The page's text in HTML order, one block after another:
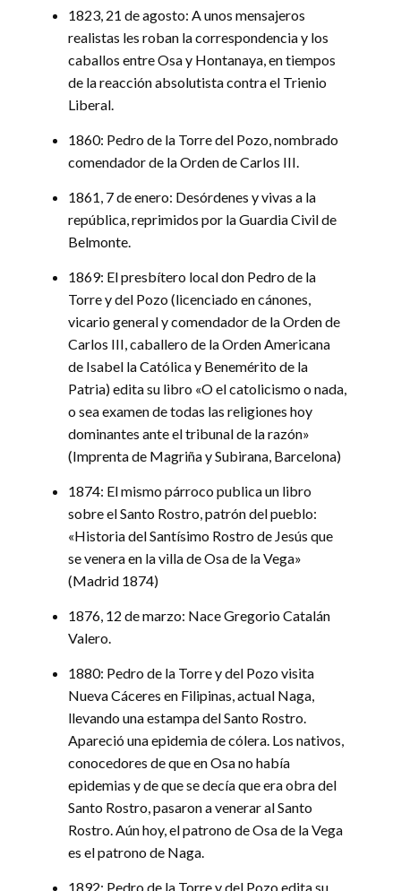
1823, 21 de agosto: A unos mensajeros
realistas les roban la correspondencia y los
caballos entre Osa y Hontanaya, en tiempos
de la reacción absolutista contra el Trienio
Liberal.
1860: Pedro de la Torre del Pozo, nombrado
comendador de la Orden de Carlos III.
1861, 7 de enero: Desórdenes y vivas a la
república, reprimidos por la Guardia Civil de
Belmonte.
1869: El presbítero local don Pedro de la
Torre y del Pozo (licenciado en cánones,
vicario general y comendador de la Orden de
Carlos III, caballero de la Orden Americana
de Isabel la Católica y Benemérito de la
Patria) edita su libro «O el catolicismo o nada,
o sea examen de todas las religiones hoy
dominantes ante el tribunal de la razón»
(Imprenta de Magriña y Subirana, Barcelona)
1874: El mismo párroco publica un libro
sobre el Santo Rostro, patrón del pueblo:
«Historia del Santísimo Rostro de Jesús que
se venera en la villa de Osa de la Vega»
(Madrid 1874)
1876, 12 de marzo: Nace Gregorio Catalán
Valero.
1880: Pedro de la Torre y del Pozo visita
Nueva Cáceres en Filipinas, actual Naga,
llevando una estampa del Santo Rostro.
Apareció una epidemia de cólera. Los nativos,
conocedores de que en Osa no había
epidemias y de que se decía que era obra del
Santo Rostro, pasaron a venerar al Santo
Rostro. Aún hoy, el patrono de Osa de la Vega
es el patrono de Naga.
1892: Pedro de la Torre y del Pozo edita su